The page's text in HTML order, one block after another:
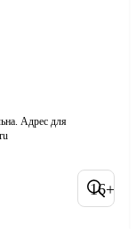
Адрес для
16+